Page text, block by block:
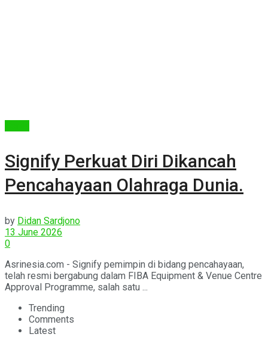
Signify Perkuat Diri Dikancah
Pencahayaan Olahraga Dunia.
by Didan Sardjono
13 June 2026
0
Asrinesia.com - Signify pemimpin di bidang pencahayaan,
telah resmi bergabung dalam FIBA Equipment & Venue Centre
Approval Programme, salah satu ...
Trending
Comments
Latest